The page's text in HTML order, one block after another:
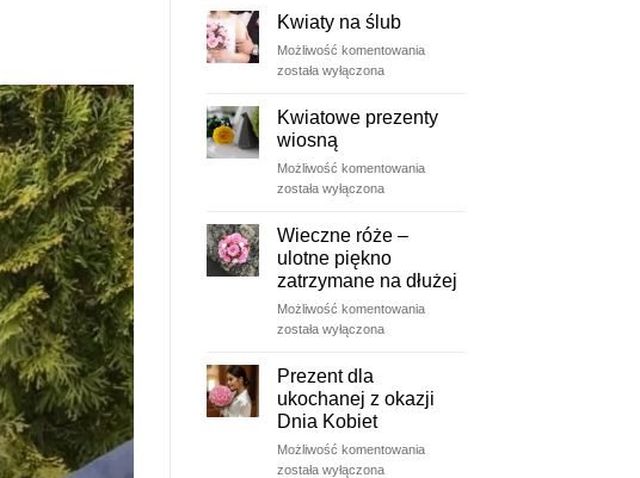
Kwiaty na ślub
Możliwość komentowaniaKwiaty
została wyłączona
Kwiatowe prezenty
wiosną
Możliwość komentowaniaKwiatowe
została wyłączona
Wieczne róże –
ulotne piękno
zatrzymane na dłużej
Możliwość komentowaniaWieczne
piękno
zatrzymane
dłużej
została wyłączona
Prezent dla
ukochanej z okazji
Dnia Kobiet
Możliwość komentowaniaPrezent
została wyłączona